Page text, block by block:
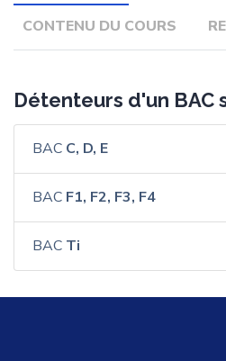
CONTENU DU COURS
Détenteurs d'un BAC
BAC C, D, E
BAC F1, F2, F3, F4
BAC Ti